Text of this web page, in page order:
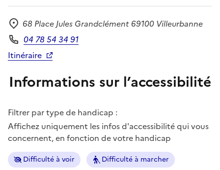
Adresse
68 Place Jules Grandclément 69100 Villeurbanne
Téléphone
04 78 54 34 91
Itinéraire
Informations sur l’accessibilité
Filtrer par type de handicap :
Affichez uniquement les infos d'accessibilité qui vous
concernent, en fonction de votre handicap
Difficulté à voir Difficulté à marcher